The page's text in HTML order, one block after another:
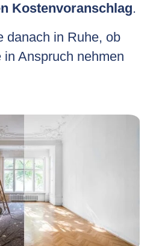
Kostenvoranschlag.
danach in Ruhe, ob
Anspruch nehmen